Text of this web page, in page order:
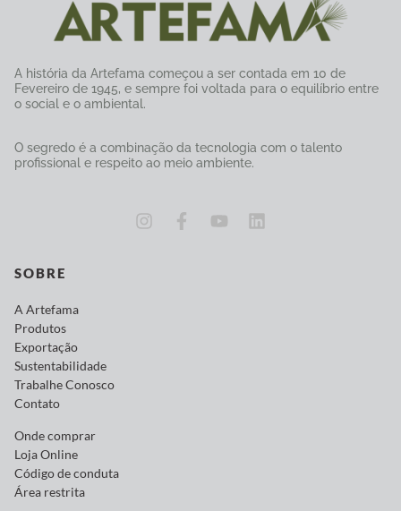
A história da Artefama começou a ser contada em 10 de
Fevereiro de 1945, e sempre foi voltada para o equilíbrio entre
o social e o ambiental.
O segredo é a combinação da tecnologia com o talento
profissional e respeito ao meio ambiente.
SOBRE
A Artefama
Produtos
Exportação
Sustentabilidade
Trabalhe Conosco
Contato
Onde comprar
Loja Online
Código de conduta
Área restrita